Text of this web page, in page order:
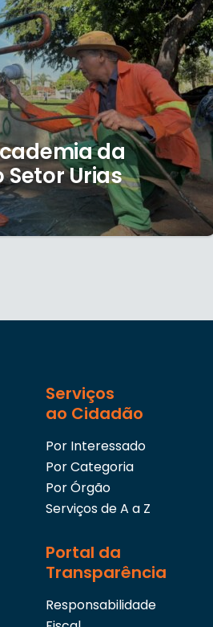
da
Setor Urias
Serviços
ao Cidadão
Por Interessado
Por Categoria
Por Órgão
Serviços de A a Z
Portal da
Transparência
Responsabilidade